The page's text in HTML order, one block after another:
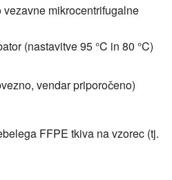
mikrocentrifugalne
(nastavitve 95 °C in 80 °C)
vendar priporočeno)
FFPE tkiva na vzorec (tj.